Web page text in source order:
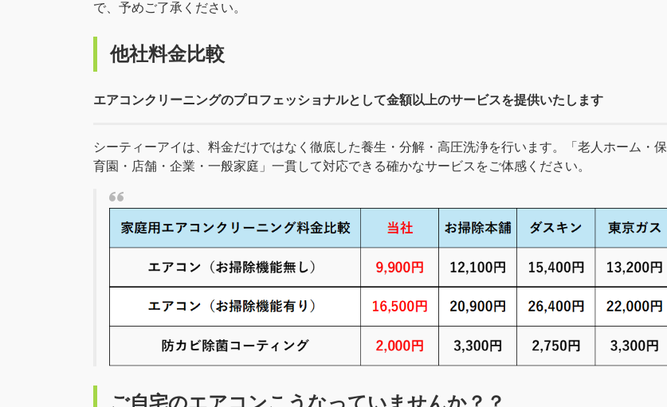
で、予めご了承ください。
他社料金比較
エアコンクリーニングのプロフェッショナルとして金額以上のサービスを提供いたします
シーティーアイは、料金だけではなく徹底した養生・分解・高圧洗浄を行います。「老人ホーム・保
育園・店舗・企業・一般家庭」一貫して対応できる確かなサービスをご体感ください。
ご自宅のエアコンこうなっていませんか？？